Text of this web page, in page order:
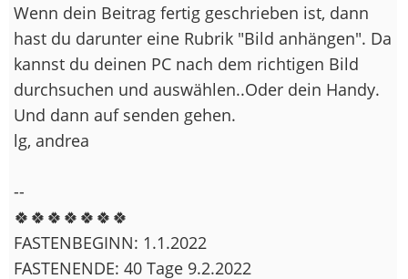
Wenn dein Beitrag fertig geschrieben ist, dann
hast du darunter eine Rubrik "Bild anhängen". Da
kannst du deinen PC nach dem richtigen Bild
durchsuchen und auswählen..Oder dein Handy.
Und dann auf senden gehen.
lg, andrea
--
🍀🍀🍀🍀🍀🍀🍀
FASTENBEGINN: 1.1.2022
FASTENENDE: 40 Tage 9.2.2022